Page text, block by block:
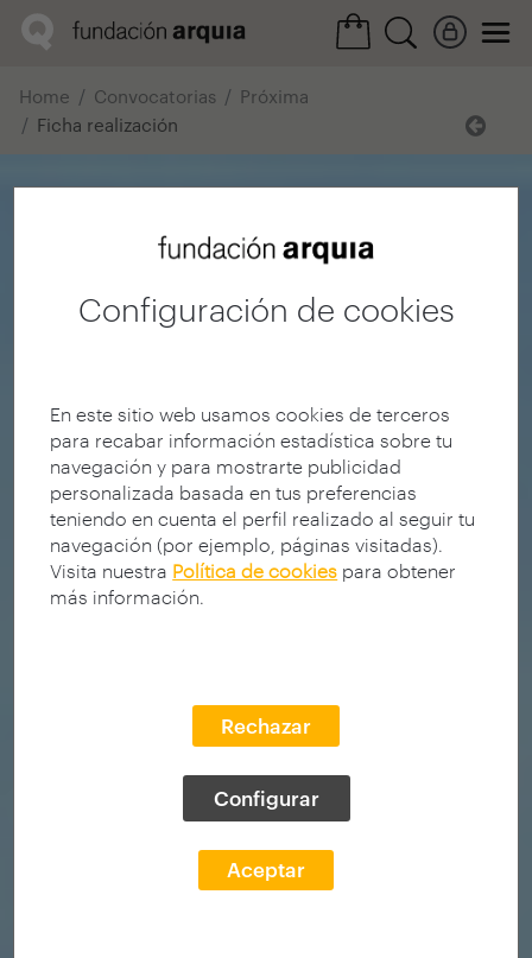
Configuración de cookies
En este sitio web usamos cookies de terceros
para recabar información estadística sobre tu
navegación y para mostrarte publicidad
personalizada basada en tus preferencias
teniendo en cuenta el perfil realizado al seguir tu
navegación (por ejemplo, páginas visitadas).
Visita nuestra Política de cookies para obtener
más información.
Rechazar
Configurar
Aceptar
Home Convocatorias
Próxima
Ficha realización